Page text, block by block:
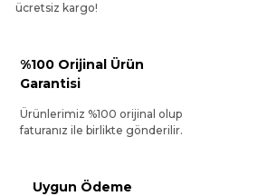
ücretsiz kargo!
%100 Orijinal Ürün
Garantisi
Ürünlerimiz %100 orijinal olup
faturanız ile birlikte gönderilir.
Uygun Ödeme